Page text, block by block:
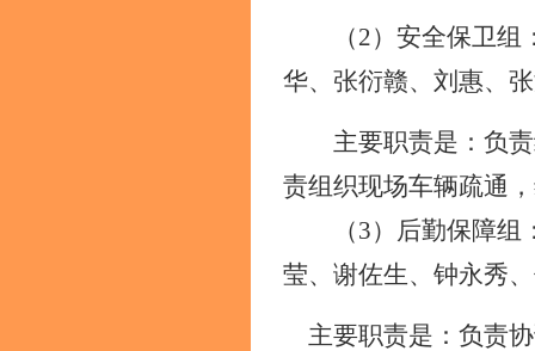
（2）安全保卫组
华、张衍赣、刘惠、
主要职责是：负
责组织现场车辆疏通
（3）后勤保障组
莹、谢佐生、钟永秀
主要职责是：负责